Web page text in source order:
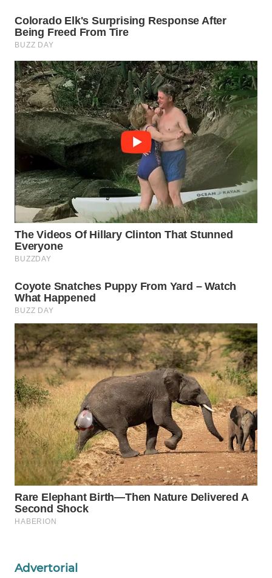
Advertorial
PRIANGAN
TIMUR
WN
SEMARANG
WN
SOLO
WN
BOROBUDUR
WN
MADURA
WN
SURABAYA
WN
NATUNA
WN
BINTAN
WN
MANDALIKA
WN
LIKUPANG
WN
LABUANBAJO
WN
Wahana
Media